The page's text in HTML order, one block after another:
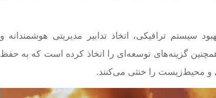
سیستم ترافیکی، اتخاذ تدابیر مدیریتی هوشمندانه و
گزینه‌های توسعه‌ای را اتخاذ کرده است که به حفظ
و محیط‌زیست را خنثی می‌کنند.